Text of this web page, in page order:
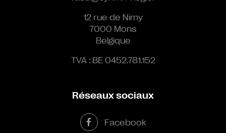
12 rue de Nimy
7000 Mons
Belgique
TVA : BE 0452.781.152
Réseaux sociaux
Facebook